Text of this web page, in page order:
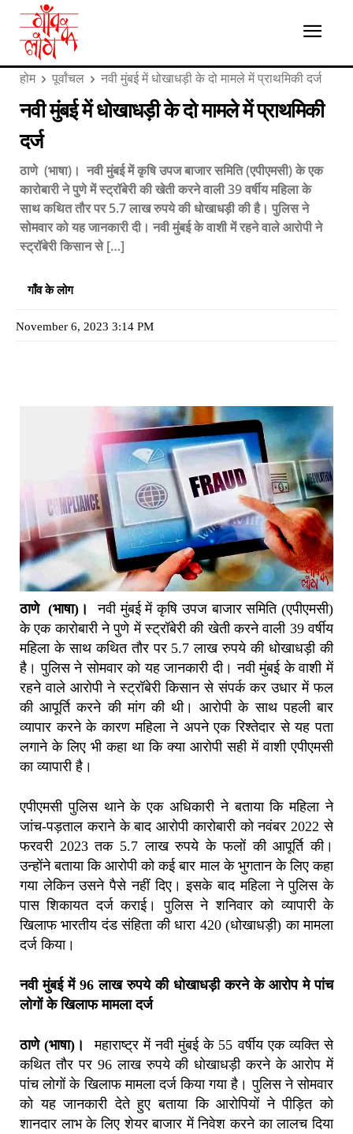
होम पूर्वांचल नवी मुंबई में धोखाधड़ी के दो मामले में प्राथमिकी दर्ज
नवी मुंबई में धोखाधड़ी के दो मामले में प्राथमिकी
दर्ज
ठाणे (भाषा)। नवी मुंबई में कृषि उपज बाजार समिति (एपीएमसी) के एक
कारोबारी ने पुणे में स्ट्रॉबेरी की खेती करने वाली 39 वर्षीय महिला के
साथ कथित तौर पर 5.7 लाख रुपये की धोखाधड़ी की है। पुलिस ने
सोमवार को यह जानकारी दी। नवी मुंबई के वाशी में रहने वाले आरोपी ने
स्ट्रॉबेरी किसान से […]
गाँव के लोग
November 6, 2023 3:14 PM
ठाणे (भाषा)।
नवी मुंबई में कृषि उपज बाजार समिति (एपीएमसी)
के एक कारोबारी ने पुणे में स्ट्रॉबेरी की खेती करने वाली 39 वर्षीय
महिला के साथ कथित तौर पर 5.7 लाख रुपये की धोखाधड़ी की
है। पुलिस ने सोमवार को यह जानकारी दी। नवी मुंबई के वाशी में
रहने वाले आरोपी ने स्ट्रॉबेरी किसान से संपर्क कर उधार में फल
की आपूर्ति करने की मांग की थी। आरोपी के साथ पहली बार
व्यापार करने के कारण महिला ने अपने एक रिश्तेदार से यह पता
लगाने के लिए भी कहा था कि क्या आरोपी सही में वाशी एपीएमसी
का व्यापारी है।
एपीएमसी पुलिस थाने के एक अधिकारी ने बताया कि महिला ने
जांच-पड़ताल कराने के बाद आरोपी कारोबारी को नवंबर 2022 से
फरवरी 2023 तक 5.7 लाख रुपये के फलों की आपूर्ति की।
उन्होंने बताया कि आरोपी को कई बार माल के भुगतान के लिए कहा
गया लेकिन उसने पैसे नहीं दिए। इसके बाद महिला ने पुलिस के
पास शिकायत दर्ज कराई। पुलिस ने शनिवार को व्यापारी के
खिलाफ भारतीय दंड संहिता की धारा 420 (धोखाधड़ी) का मामला
दर्ज किया।
नवी मुंबई में 96 लाख रुपये की धोखाधड़ी करने के आरोप मे पांच
लोगों के खिलाफ मामला दर्ज
ठाणे (भाषा)।
महाराष्ट्र में नवी मुंबई के 55 वर्षीय एक व्यक्ति से
कथित तौर पर 96 लाख रुपये की धोखाधड़ी करने के आरोप में
पांच लोगों के खिलाफ मामला दर्ज किया गया है। पुलिस ने सोमवार
को यह जानकारी देते हुए बताया कि आरोपियों ने पीड़ित को
शानदार लाभ के लिए शेयर बाजार में निवेश करने का लालच दिया